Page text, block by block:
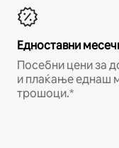
Едноставни
Посебни цени за
и плаќање еднаш
трошоци.*